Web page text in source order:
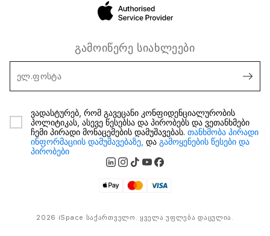
გამოიწერე სიახლეები
ელ.ფოსტა
ვადასტურებ, რომ გავეცანი კონფიდენციალურობის
პოლიტიკას, ასევე წესებსა და პირობებს და ვეთანხმები
ჩემი პირადი მონაცემების დამუშავებას. თანხმობა პირადი
ინფორმაციის დამუშავებაზე, და გამოყენების წესები და
პირობები
2026 iSpace საქართველო. ყველა უფლება დაცულია.